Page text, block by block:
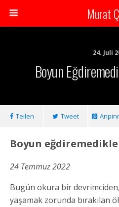
Murat
24. Juli
Boyun
Teilen Tweet
Boyun
24 Temmuz 2022
Bugün okura bir
yaşamak zorunda bırakılan